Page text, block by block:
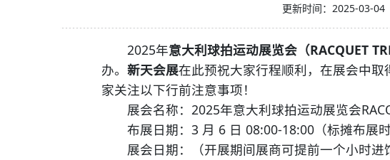
更新时间：2025-03-04
2025年意大利球拍运动展览会（RACQUET
办。 新天会展在此预祝大家行程顺利，在展会中
家关注以下行前注意事项！
展会名称：2025年意大利球拍运动展览会
布展日期：3 月 6 日 08:00-18:00（标摊布展时
展会日期：（开展期间展商可提前一个小时进